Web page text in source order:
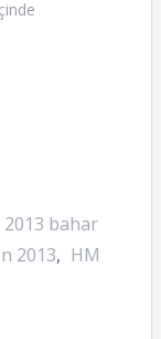
2013 bahar
2013, HM